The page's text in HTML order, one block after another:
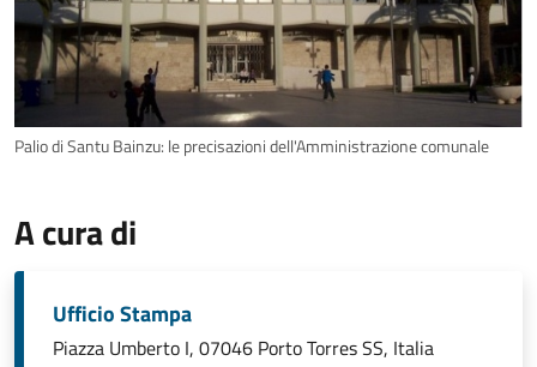
Palio di Santu Bainzu: le precisazioni dell'Amministrazione comunale
A cura di
Ufficio Stampa
Piazza Umberto I, 07046 Porto Torres SS, Italia